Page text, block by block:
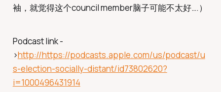
袖，就觉得这个council member脑子可能不太好….）
Podcast link -
>http://https://podcasts.apple.com/us/podcast/u
s-election-socially-distant/id73802620?
i=1000496431914